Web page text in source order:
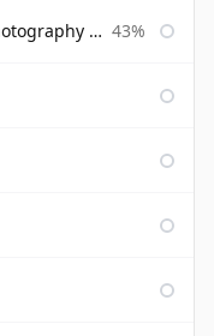
Watson 43%